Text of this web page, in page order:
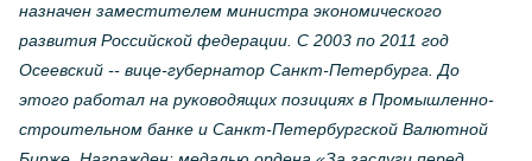
назначен заместителем министра экономического
развития Российской федерации. С 2003 по 2011 год
Осеевский -- вице-губернатор Санкт-Петербурга. До
этого работал на руководящих позициях в Промышленно-
строительном банке и Санкт-Петербургской Валютной